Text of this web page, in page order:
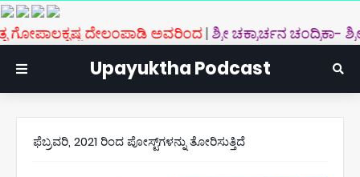
ಅವರಿಂದ|ಶ್ರೀ ಚಕ್ರಾರ್ಚನ ಚಂದ್ರಿಕಾ- ಶ್ರೀ
Upayuktha Podcast
ಫೆಬ್ರವರಿ, 2021 ರಿಂದ ಪೋಸ್ಟ್‌ಗಳನ್ನು ತೋರಿಸುತ್ತಿದೆ